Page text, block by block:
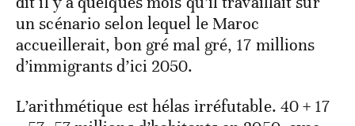
un scénario selon lequel le Maroc
accueillerait, bon gré mal gré, 17 millions
d’immigrants d’ici 2050.
L’arithmétique est hélas irréfutable. 40 + 17